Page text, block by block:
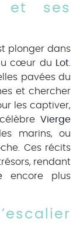
et ses
plonger dans
cœur du Lot
pavées du
et chercher
les captiver,
Vierge
marins, ou
Ces récits
rendant
encore plus